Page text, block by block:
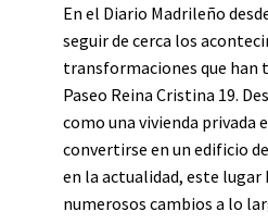
En el Diario Madrileño
seguir de cerca los
transformaciones que han
Paseo Reina Cristina 19.
como una vivienda privada
convertirse en un edificio
en la actualidad, este lugar
numerosos cambios a lo